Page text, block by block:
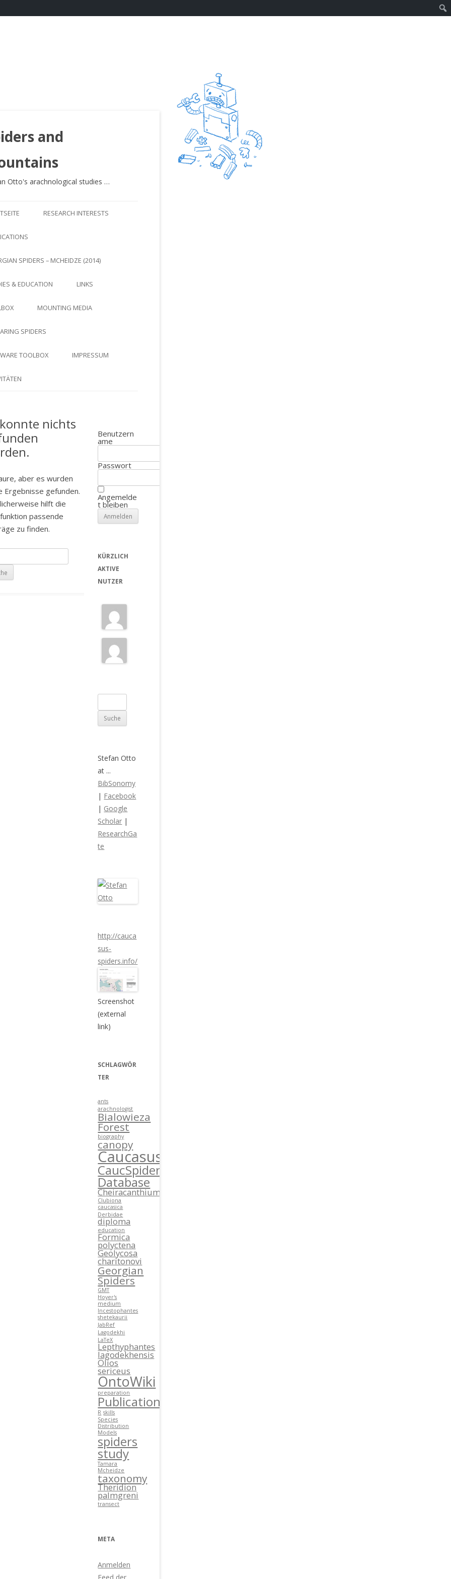
and
Otto's arachnological studies …
zum
RESEARCH INTERESTS
SPIDERS – MCHEIDZE (2014)
& EDUCATION LINKS
MOUNTING MEDIA
SPIDERS
TOOLBOX IMPRESSUM
nichts
aber es wurden
Ergebnisse gefunden.
hilft die
passende
zu finden.
Benutzern
ame
Passwort
Angemelde
t bleiben
KÜRZLICH
AKTIVE
NUTZER
u
c
n
a
c
h
:
Stefan Otto
at ...
BibSonomy
| Facebook
| Google
Scholar |
ResearchGa
te
http://cauca
sus-
spiders.info/
Screenshot
(external
link)
SCHLAGWÖR
TER
ants
arachnologist
Bialowieza
Forest
biography
canopy
Caucasus
CaucSpiders
Database
Cheiracanthium
Clubiona
caucasica
Derbidae
diploma
education
Formica
polyctena
Geolycosa
charitonovi
Georgian
Spiders
GMT
Hoyer's
medium
Incestophantes
shetekaurii
JabRef
Lagodekhi
LaTeX
Lepthyphantes
lagodekhensis
Olios
sericeus
OntoWiki
preparation
Publications
R skills
Species
Distribution
Models
spiders
study
Tamara
Mcheidze
taxonomy
Theridion
palmgreni
transect
META
Anmelden